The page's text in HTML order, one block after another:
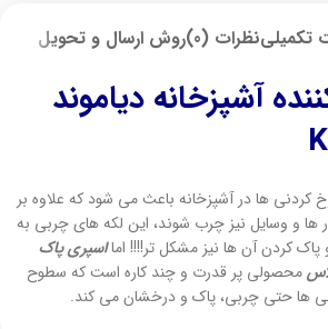
تکمیلینظرات (0) روش ارسال و تحویل
آشپزخانه دیاموند
کردنی ها در آشپزخانه باعث می شود که علاوه بر
ها و وسایل نیز چرب شوند، این لکه های چربی به
کردن آن ها نیز مشکل تر!!!! امااسپری پاک
محصولی پر قدرت و چند کاره است که سطوح
ها حتی چربی، پاک و درخشان می کند.